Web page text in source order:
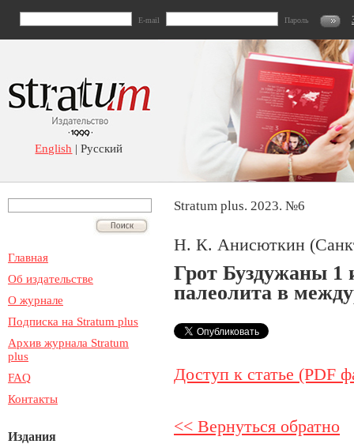
E-mail Пароль
English | Русский
Главная
Об издательстве
О журнале
Подписка на Stratum plus
Архив журнала Stratum
plus
FAQ
Контакты
Издания
Stratum plus. 2023. №6
Н. К. Анисюткин
Грот Буздужаны 1
палеолита в
Доступ к статье (PDF
<< Вернуться обратно